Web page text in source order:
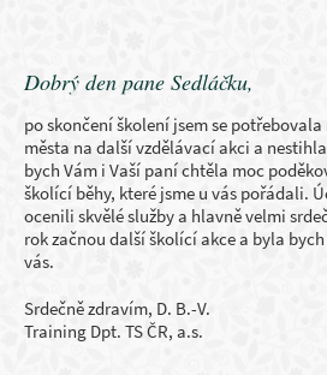
Dobrý den pane Sedláčku,
po skončení školení jsem se
města na další vzdělávací akci a
bych Vám i Vaší paní chtěla moc
školící běhy, které jsme u vás pořádali.
ocenili skvělé služby a hlavně velmi
rok začnou další školící akce a byla
vás.
Srdečně zdravím, D. B.-V.
Training Dpt. TS ČR, a.s.